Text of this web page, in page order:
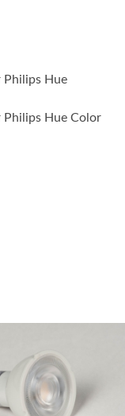
Philips Hue
Philips Hue Color